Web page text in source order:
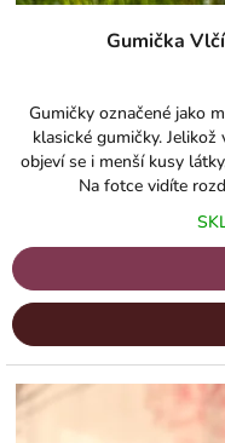
Gumička
Gumičky označené jako
klasické gumičky.
objeví se i menší kusy
Na fotce vidíte